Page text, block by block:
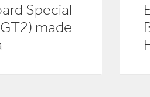
Special
made